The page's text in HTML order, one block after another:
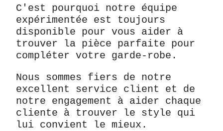
C'est pourquoi notre équipe
expérimentée est toujours
disponible pour vous aider à
trouver la pièce parfaite pour
compléter votre garde-robe.
Nous sommes fiers de notre
excellent service client et de
notre engagement à aider chaque
cliente à trouver le style qui
lui convient le mieux.